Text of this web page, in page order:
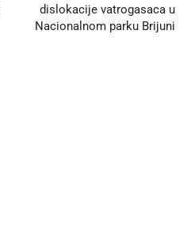
dislokacije vatrogasaca u
Nacionalnom parku Brijuni